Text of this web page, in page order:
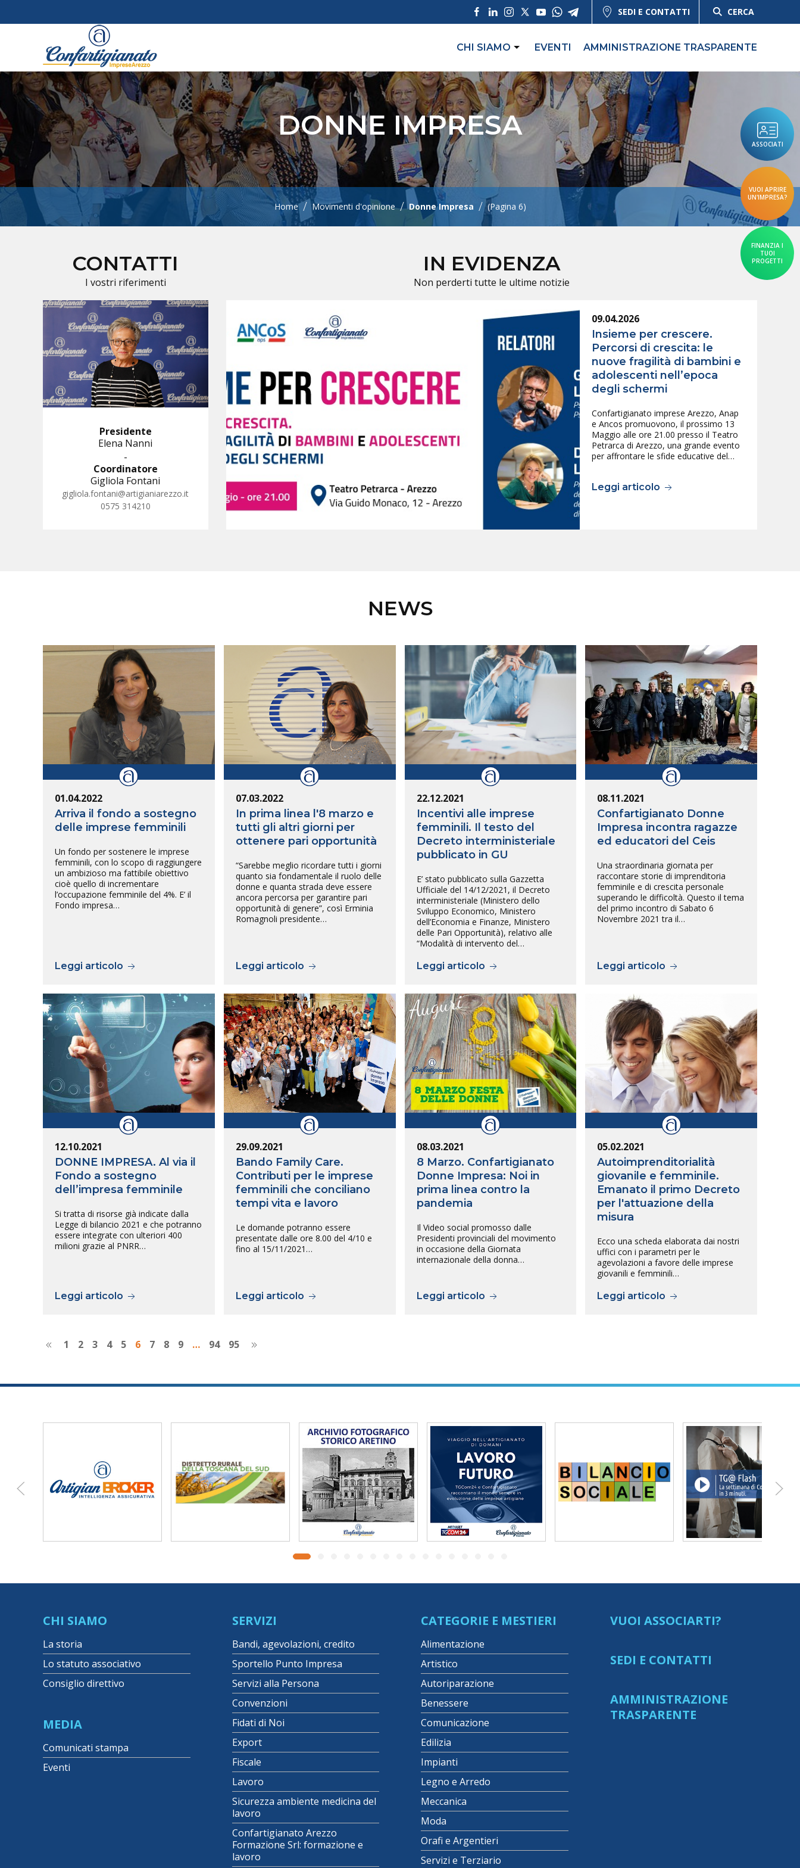
SEDI E CONTATTI CERCA
CHI SIAMO EVENTI AMMINISTRAZIONE TRASPARENTE
ASSOCIATI
VUOI APRIRE
UN'IMPRESA?
FINANZIA I
TUOI
PROGETTI
DONNE IMPRESA
Home / Movimenti d'opinione / Donne Impresa / (Pagina 6)
CONTATTI
I vostri riferimenti
Presidente
Elena Nanni
-
Coordinatore
Gigliola Fontani
gigliola.fontani@artigianiarezzo.it
0575 314210
IN EVIDENZA
Non perderti tutte le ultime notizie
09.04.2026
Insieme per crescere.
Percorsi di crescita: le
nuove fragilità di bambini e
adolescenti nell’epoca
degli schermi
Confartigianato imprese Arezzo, Anap
e Ancos promuovono, il prossimo 13
Maggio alle ore 21.00 presso il Teatro
Petrarca di Arezzo, una grande evento
per affrontare le sfide educative del…
Leggi articolo
NEWS
01.04.2022
Arriva il fondo a sostegno
delle imprese femminili
Un fondo per sostenere le imprese
femminili, con lo scopo di raggiungere
un ambizioso ma fattibile obiettivo
cioè quello di incrementare
l’occupazione femminile del 4%. E’ il
Fondo impresa…
Leggi articolo
07.03.2022
In prima linea l'8 marzo e
tutti gli altri giorni per
ottenere pari opportunità
“Sarebbe meglio ricordare tutti i giorni
quanto sia fondamentale il ruolo delle
donne e quanta strada deve essere
ancora percorsa per garantire pari
opportunità di genere”, così Erminia
Romagnoli presidente…
Leggi articolo
22.12.2021
Incentivi alle imprese
femminili. Il testo del
Decreto interministeriale
pubblicato in GU
E’ stato pubblicato sulla Gazzetta
Ufficiale del 14/12/2021, il Decreto
interministeriale (Ministero dello
Sviluppo Economico, Ministero
dell’Economia e Finanze, Ministero
delle Pari Opportunità), relativo alle
“Modalità di intervento del…
Leggi articolo
08.11.2021
Confartigianato Donne
Impresa incontra ragazze
ed educatori del Ceis
Una straordinaria giornata per
raccontare storie di imprenditoria
femminile e di crescita personale
superando le difficoltà. Questo il tema
del primo incontro di Sabato 6
Novembre 2021 tra il…
Leggi articolo
12.10.2021
DONNE IMPRESA. Al via il
Fondo a sostegno
dell’impresa femminile
Si tratta di risorse già indicate dalla
Legge di bilancio 2021 e che potranno
essere integrate con ulteriori 400
milioni grazie al PNRR…
Leggi articolo
29.09.2021
Bando Family Care.
Contributi per le imprese
femminili che conciliano
tempi vita e lavoro
Le domande potranno essere
presentate dalle ore 8.00 del 4/10 e
fino al 15/11/2021…
Leggi articolo
08.03.2021
8 Marzo. Confartigianato
Donne Impresa: Noi in
prima linea contro la
pandemia
Il Video social promosso dalle
Presidenti provinciali del movimento
in occasione della Giornata
internazionale della donna…
Leggi articolo
05.02.2021
Autoimprenditorialità
giovanile e femminile.
Emanato il primo Decreto
per l'attuazione della
misura
Ecco una scheda elaborata dai nostri
uffici con i parametri per le
agevolazioni a favore delle imprese
giovanili e femminili…
Leggi articolo
1 2 3 4 5 6 7 8 9 … 94 95
CHI SIAMO
La storia
Lo statuto associativo
Consiglio direttivo
MEDIA
Comunicati stampa
Eventi
SERVIZI
Bandi, agevolazioni, credito
Sportello Punto Impresa
Servizi alla Persona
Convenzioni
Fidati di Noi
Export
Fiscale
Lavoro
Sicurezza ambiente medicina del
lavoro
Confartigianato Arezzo
Formazione Srl: formazione e
lavoro
CATEGORIE E MESTIERI
Alimentazione
Artistico
Autoriparazione
Benessere
Comunicazione
Edilizia
Impianti
Legno e Arredo
Meccanica
Moda
Orafi e Argentieri
Servizi e Terziario
VUOI ASSOCIARTI?
SEDI E CONTATTI
AMMINISTRAZIONE
TRASPARENTE